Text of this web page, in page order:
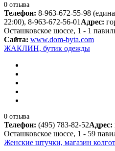
0 отзыва
Телефон: 8-963-672-55-98
22:00), 8-963-672-56-01 Адрес:
Осташковское шоссе, 1 - 1
Сайта: www.dom-byta.com
ЖАКЛИН, бутик одежды
0 отзыва
Телефон: (495) 783-82-52Адрес:
Осташковское шоссе, 1 - 59
Женские штучки, магазин